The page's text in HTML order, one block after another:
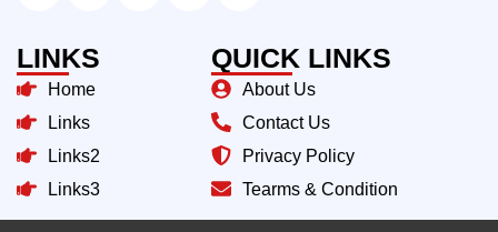
LINKS
Home
Links
Links2
Links3
QUICK LINKS
About Us
Contact Us
Privacy Policy
Tearms & Condition